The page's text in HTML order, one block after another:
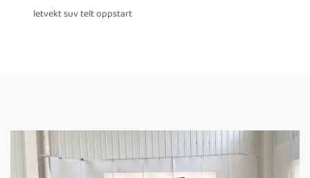
letvekt suv telt oppstart